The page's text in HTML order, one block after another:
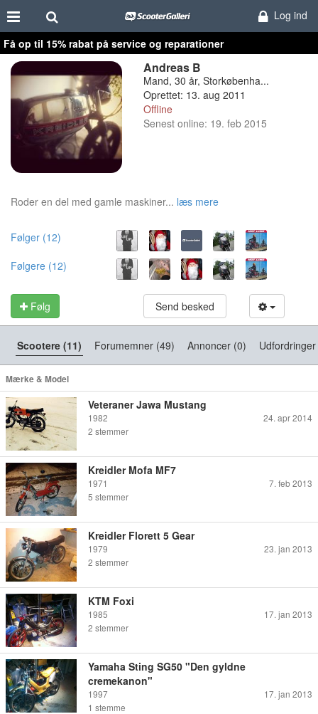
Log ind
Få op til 15% rabat på service og reparationer
Andreas B
Mand, 30 år, Storkøbenha...
Oprettet: 13. aug 2011
Offline
Senest online: 19. feb 2015
Roder en del med gamle maskiner... læs mere
Følger (12)
Følgere (12)
Følg Send besked
Scootere (11) Forumemner (49) Annoncer (0)
Mærke & Model
Veteraner Jawa Mustang
1982
24. apr 2014
2 stemmer
Kreidler Mofa MF7
1971
7. feb 2013
5 stemmer
Kreidler Florett 5 Gear
1979
23. jan 2013
2 stemmer
KTM Foxi
1985
17. jan 2013
2 stemmer
Yamaha Sting SG50 "Den gyldne
cremekanon"
1997
17. jan 2013
1 stemme